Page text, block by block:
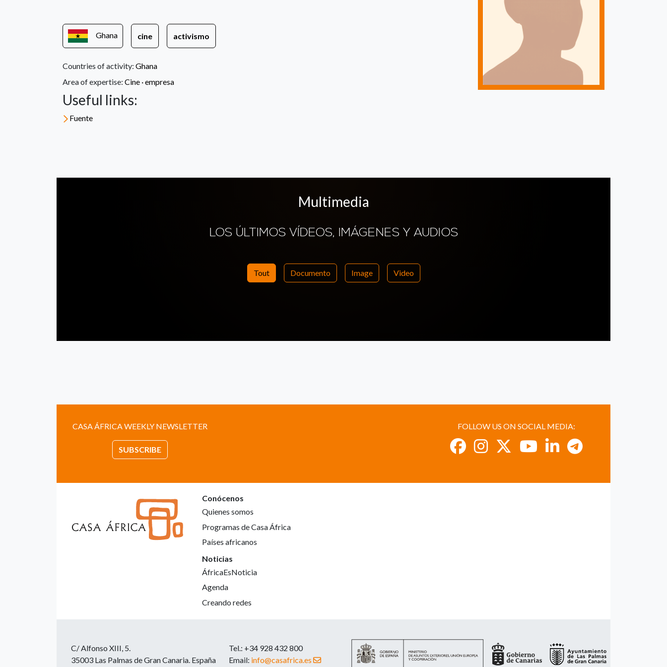
Ghana cine activismo
Countries of activity: Ghana
Area of expertise: Cine ·empresa
Useful links:
Fuente
Multimedia
LOS ÚLTIMOS VÍDEOS, IMÁGENES Y AUDIOS
Tout Documento Image Video
CASA ÁFRICA WEEKLY NEWSLETTER
SUBSCRIBE
FOLLOW US ON SOCIAL MEDIA:
Conócenos
Quienes somos
Programas de Casa África
Países africanos
Noticias
ÁfricaEsNoticia
Agenda
Creando redes
C/ Alfonso XIII, 5.
35003 Las Palmas de Gran Canaria. España
Tel.: +34 928 432 800
Email: info@casafrica.es